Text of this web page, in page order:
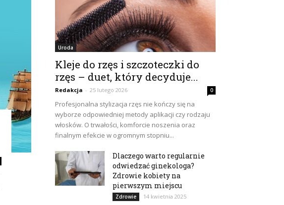
Uroda
Kleje do rzęs i szczoteczki do
rzęs – duet, który decyduje...
Redakcja - 25 lutego 2026 0
Profesjonalna stylizacja rzęs nie kończy się na
wyborze odpowiedniej metody aplikacji czy rodzaju
włosków. O trwałości, komforcie noszenia oraz
finalnym efekcie w ogromnym stopniu...
Dlaczego warto regularnie
odwiedzać ginekologa?
Zdrowie kobiety na
pierwszym miejscu
Zdrowie 14 kwietnia 2025